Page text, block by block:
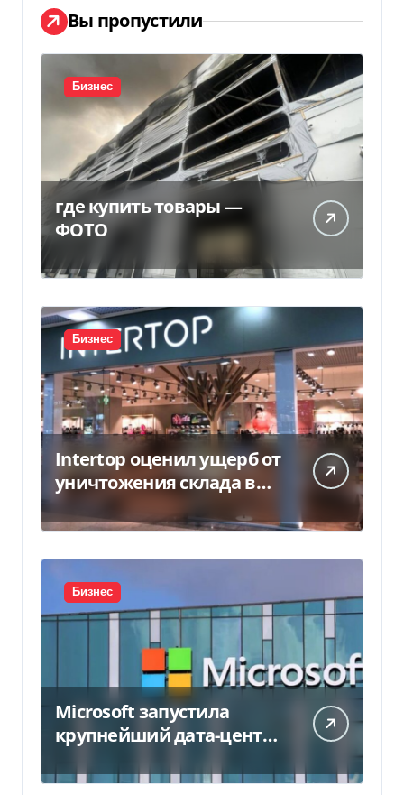
Вы пропустили
Бизнес
где купить товары —
ФОТО
Бизнес
Intertop оценил ущерб от
уничтожения склада в
450 млн грн
Бизнес
Microsoft запустила
крупнейший дата-центр
миллиарда